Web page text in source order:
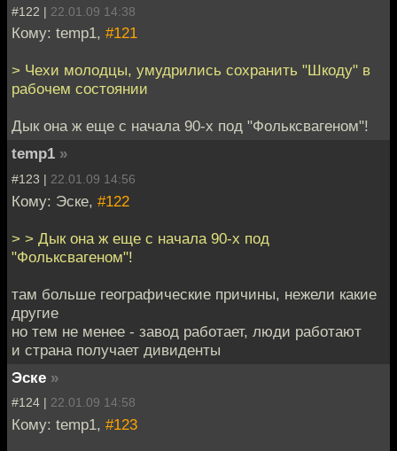
#122 | 22.01.09 14:38
Кому: temp1, #121
> Чехи молодцы, умудрились сохранить "Шкоду" в
рабочем состоянии
Дык она ж еще с начала 90-х под "Фольксвагеном"!
temp1 »
#123 | 22.01.09 14:56
Кому: Эске, #122
> > Дык она ж еще с начала 90-х под
"Фольксвагеном"!
там больше географические причины, нежели какие
другие
но тем не менее - завод работает, люди работают
и страна получает дивиденты
Эске »
#124 | 22.01.09 14:58
Кому: temp1, #123